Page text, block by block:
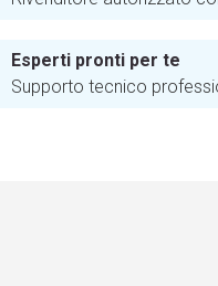
Esperti pronti per te
Supporto tecnico